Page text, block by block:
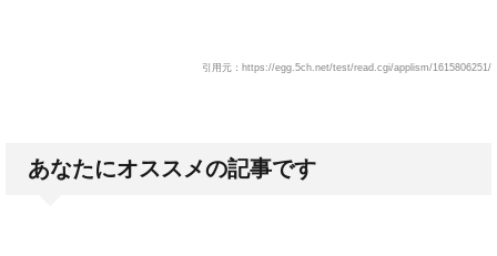
引用元：https://egg.5ch.net/test/read.cgi/applism/1615806251/
あなたにオススメの記事です